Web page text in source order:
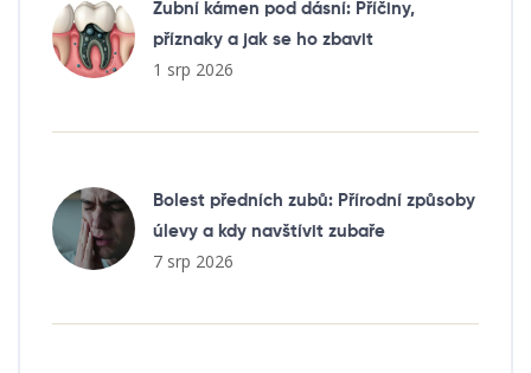
Zubní kámen pod dásní: Příčiny,
příznaky a jak se ho zbavit
1 srp 2026
Bolest předních zubů: Přírodní způsoby
úlevy a kdy navštívit zubaře
7 srp 2026